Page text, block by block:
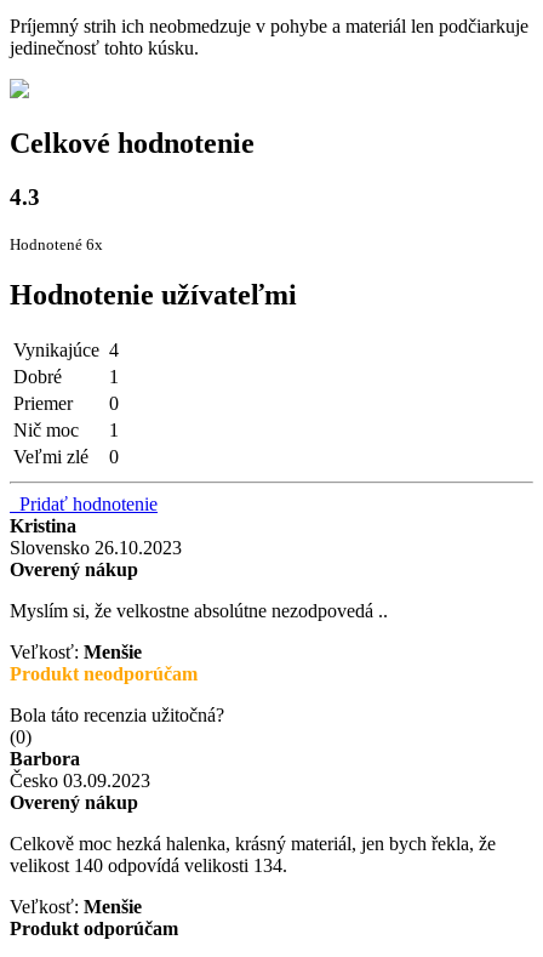
Príjemný strih ich neobmedzuje v pohybe a materiál len podčiarkuje
jedinečnosť tohto kúsku.
Celkové hodnotenie
4.3
Hodnotené 6x
Hodnotenie užívateľmi
Vynikajúce 4
Dobré
1
Priemer
0
Nič moc
1
Veľmi zlé
0
Pridať hodnotenie
Kristina
Slovensko 26.10.2023
Overený nákup
Myslím si, že velkostne absolútne nezodpovedá ..
Veľkosť: Menšie
Produkt neodporúčam
Bola táto recenzia užitočná?
(0)
Barbora
Česko 03.09.2023
Overený nákup
Celkově moc hezká halenka, krásný materiál, jen bych řekla, že
velikost 140 odpovídá velikosti 134.
Veľkosť: Menšie
Produkt odporúčam